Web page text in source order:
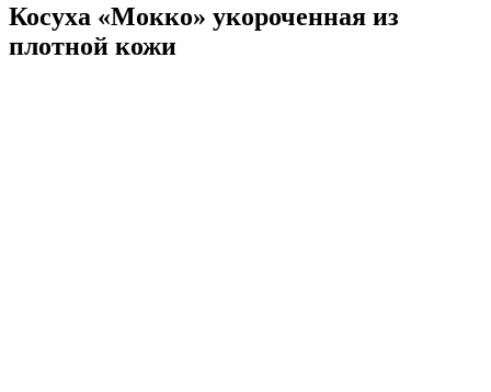
Косуха «Мокко» укороченная из
плотной кожи